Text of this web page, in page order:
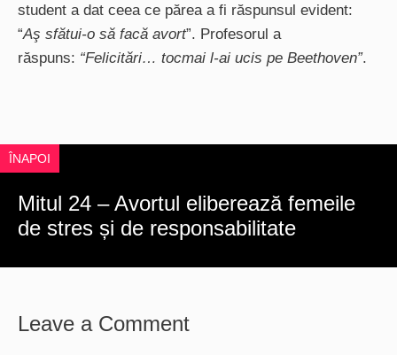
student a dat ceea ce părea a fi răspunsul evident:
“Aş sfătui-o să facă avort”. Profesorul a
răspuns: “Felicitări… tocmai l-ai ucis pe Beethoven”.
ÎNAPOI
Mitul 24 – Avortul eliberează femeile
de stres și de responsabilitate
Leave a Comment